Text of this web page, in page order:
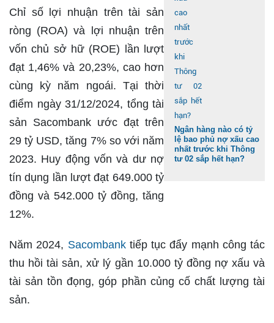
Ngân hàng nào có tỷ
lệ bao phủ nợ xấu cao
nhất trước khi Thông
tư 02 sắp hết hạn?
Chỉ số lợi nhuận trên tài sản
ròng (ROA) và lợi nhuận trên
vốn chủ sở hữ (ROE) lần lượt
đạt 1,46% và 20,23%, cao hơn
cùng kỳ năm ngoái. Tại thời
điểm ngày 31/12/2024, tổng tài
sản Sacombank ước đạt trên
29 tỷ USD, tăng 7% so với năm
2023. Huy động vốn và dư nợ
tín dụng lần lượt đạt 649.000 tỷ
đồng và 542.000 tỷ đồng, tăng
12%.
Năm 2024, Sacombanktiếp tục đẩy mạnh công tác
thu hồi tài sản, xử lý gần 10.000 tỷ đồng nợ xấu và
tài sản tồn đọng, góp phần củng cố chất lượng tài
sản.